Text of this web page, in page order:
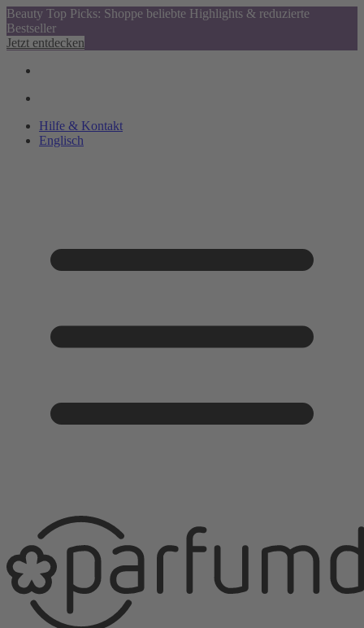
Beauty Top Picks: Shoppe beliebte Highlights & reduzierte
Bestseller
Jetzt entdecken
Hilfe & Kontakt
Englisch